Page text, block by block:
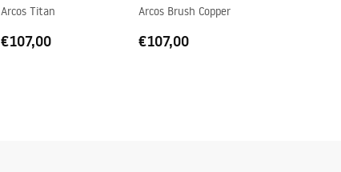
Arcos Titan
€107,00
Arcos Brush Copper
€107,00